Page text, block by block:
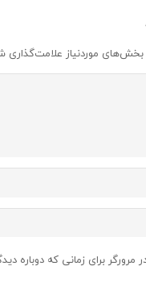
بخش‌های موردنیاز علامت‌گذاری
مرورگر برای زمانی که دوباره